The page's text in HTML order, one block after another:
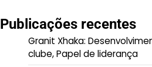
Publicações recentes
Granit Xhaka:
clube, Papel de liderança